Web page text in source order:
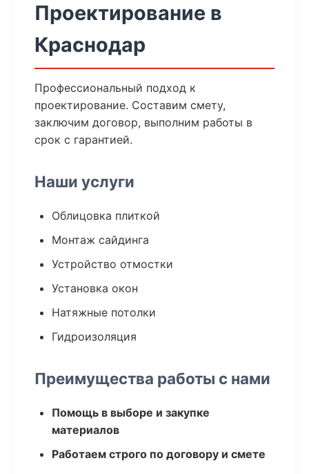
Проектирование в
Краснодар
Профессиональный подход к
проектирование. Составим смету,
заключим договор, выполним работы в
срок с гарантией.
Наши услуги
Облицовка плиткой
Монтаж сайдинга
Устройство отмостки
Установка окон
Натяжные потолки
Гидроизоляция
Преимущества работы с нами
Помощь в выборе и закупке
материалов
Работаем строго по договору и смете